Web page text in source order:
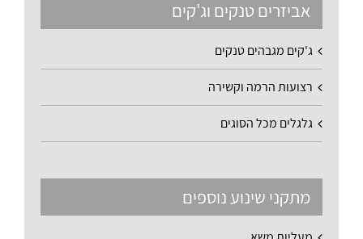
אביזרים טנקים וג'קים
ג'קים מגבהים טנקים
רצועות הרמה וקשירה
גלגלים מכל הסוגים
מתקני שינוע נוספים